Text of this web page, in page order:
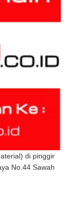
di pinggir
No.44 Sawah